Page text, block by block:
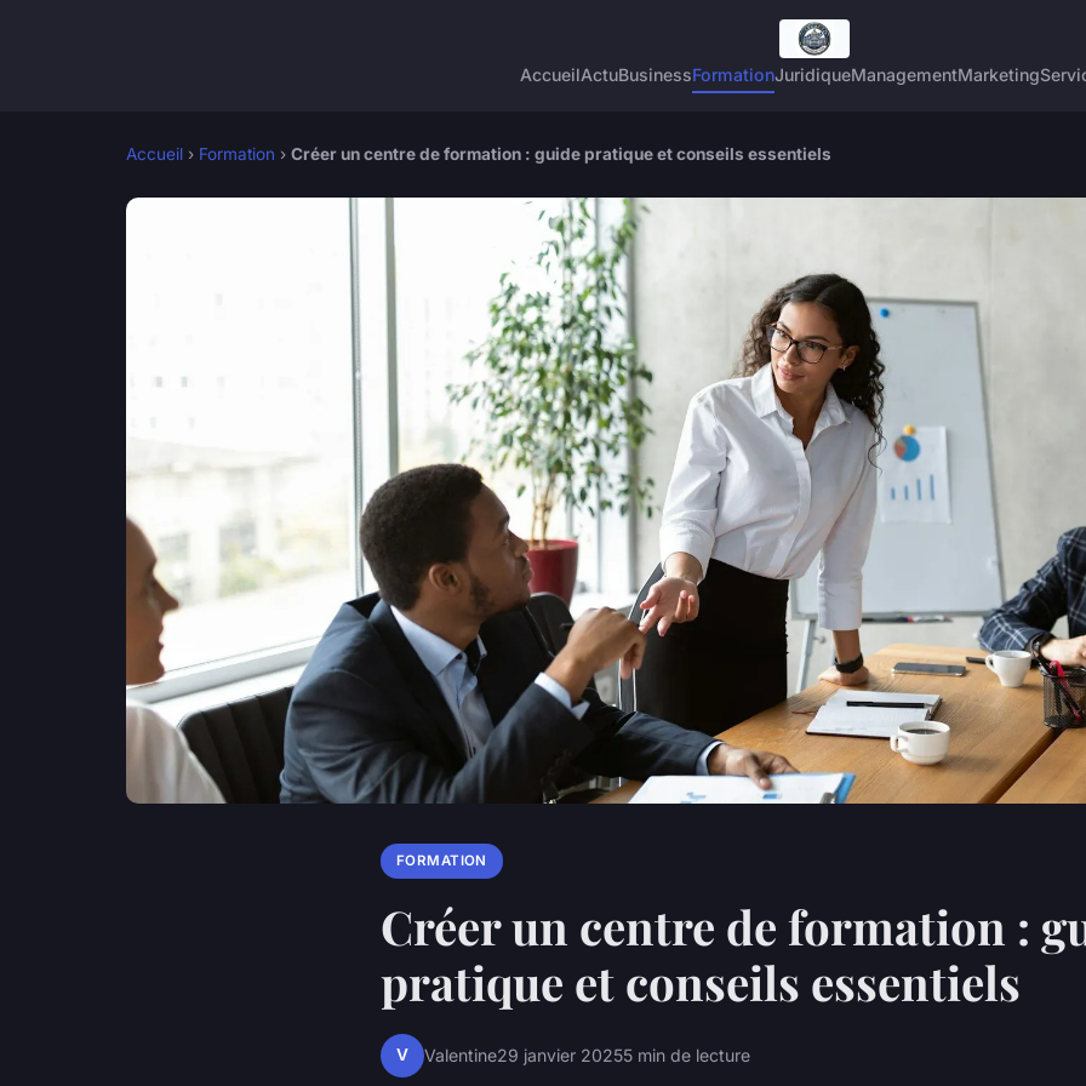
AccueilActuBusinessFormationJuridiqueManagementMarketing
Accueil › Formation › Créer un centre de formation : guide pratique et conseils essentiels
FORMATION
Créer un centre de formation :
pratique et conseils essentiels
V Valentine29 janvier 20255 min de lecture